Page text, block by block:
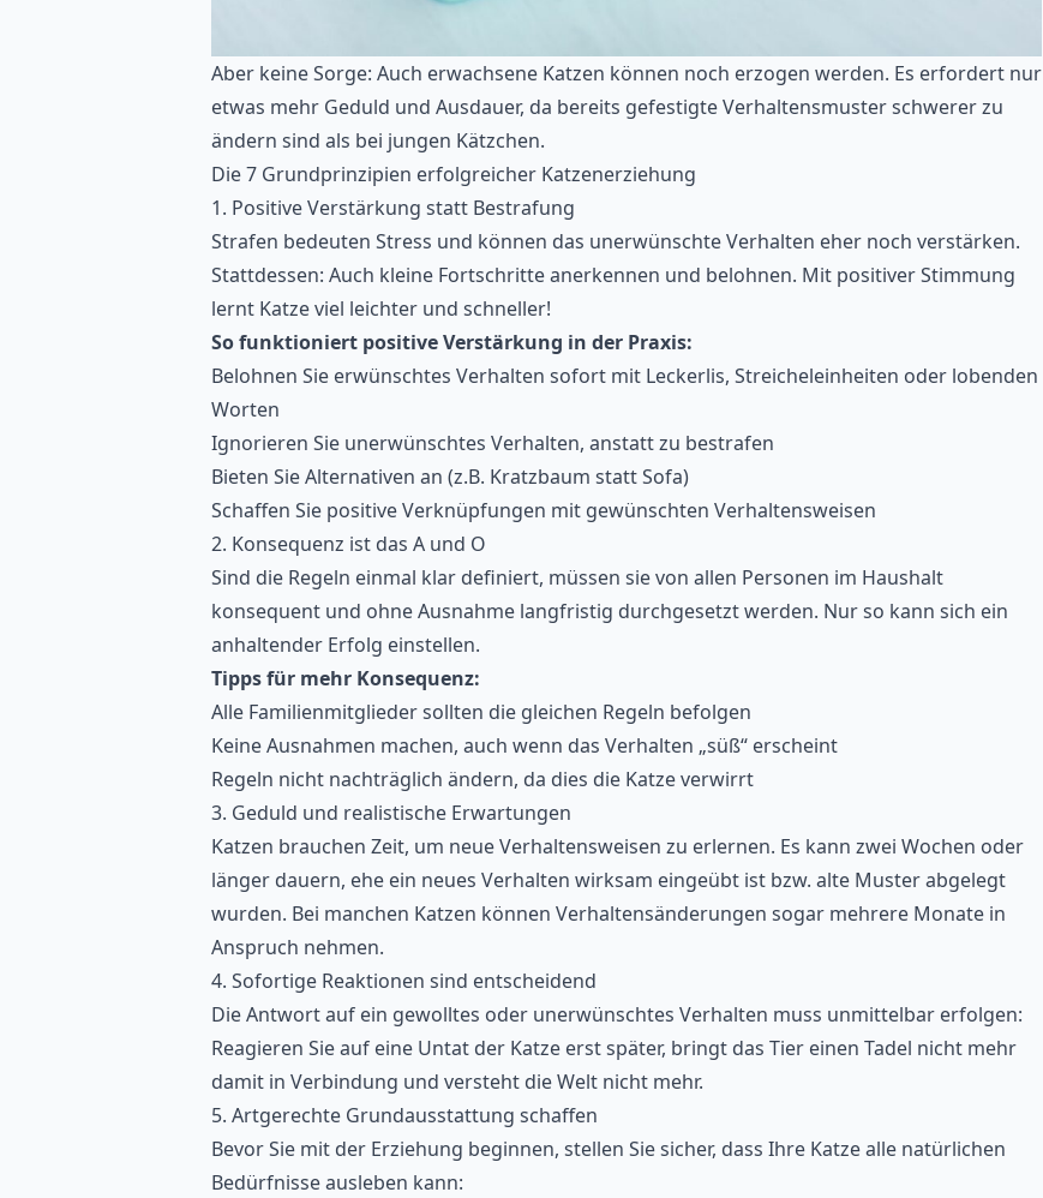
Aber keine Sorge: Auch erwachsene Katzen können noch erzogen werden. Es erfordert nur
etwas mehr Geduld und Ausdauer, da bereits gefestigte Verhaltensmuster schwerer zu
ändern sind als bei jungen Kätzchen.
Die 7 Grundprinzipien erfolgreicher Katzenerziehung
1. Positive Verstärkung statt Bestrafung
Strafen bedeuten Stress und können das unerwünschte Verhalten eher noch verstärken.
Stattdessen: Auch kleine Fortschritte anerkennen und belohnen. Mit positiver Stimmung
lernt Katze viel leichter und schneller!
So funktioniert positive Verstärkung in der Praxis:
Belohnen Sie erwünschtes Verhalten sofort mit Leckerlis, Streicheleinheiten oder lobenden
Worten
Ignorieren Sie unerwünschtes Verhalten, anstatt zu bestrafen
Bieten Sie Alternativen an (z.B. Kratzbaum statt Sofa)
Schaffen Sie positive Verknüpfungen mit gewünschten Verhaltensweisen
2. Konsequenz ist das A und O
Sind die Regeln einmal klar definiert, müssen sie von allen Personen im Haushalt
konsequent und ohne Ausnahme langfristig durchgesetzt werden. Nur so kann sich ein
anhaltender Erfolg einstellen.
Tipps für mehr Konsequenz:
Alle Familienmitglieder sollten die gleichen Regeln befolgen
Keine Ausnahmen machen, auch wenn das Verhalten „süß“ erscheint
Regeln nicht nachträglich ändern, da dies die Katze verwirrt
3. Geduld und realistische Erwartungen
Katzen brauchen Zeit, um neue Verhaltensweisen zu erlernen. Es kann zwei Wochen oder
länger dauern, ehe ein neues Verhalten wirksam eingeübt ist bzw. alte Muster abgelegt
wurden. Bei manchen Katzen können Verhaltensänderungen sogar mehrere Monate in
Anspruch nehmen.
4. Sofortige Reaktionen sind entscheidend
Die Antwort auf ein gewolltes oder unerwünschtes Verhalten muss unmittelbar erfolgen:
Reagieren Sie auf eine Untat der Katze erst später, bringt das Tier einen Tadel nicht mehr
damit in Verbindung und versteht die Welt nicht mehr.
5. Artgerechte Grundausstattung schaffen
Bevor Sie mit der Erziehung beginnen, stellen Sie sicher, dass Ihre Katze alle natürlichen
Bedürfnisse ausleben kann: